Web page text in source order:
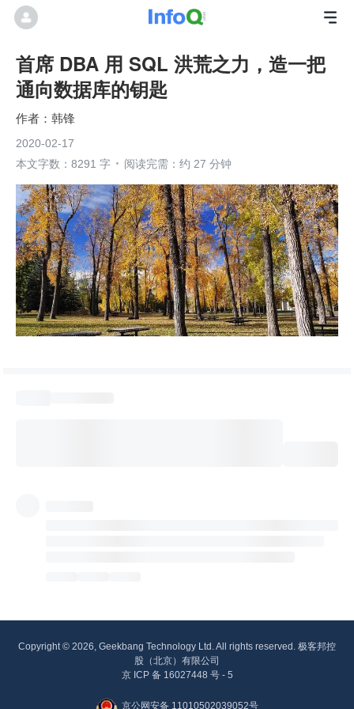
首席 DBA 用 SQL 洪荒之力，造一把
通向数据库的钥匙
韩锋
2020-02-17
本文字数：8291 字
阅读完需：约 27 分钟
Copyright © 2026, Geekbang Technology Ltd. All rights reserved. 极客邦控
股（北京）有限公司
京 ICP 备 16027448 号 - 5
京公网安备 11010502039052号